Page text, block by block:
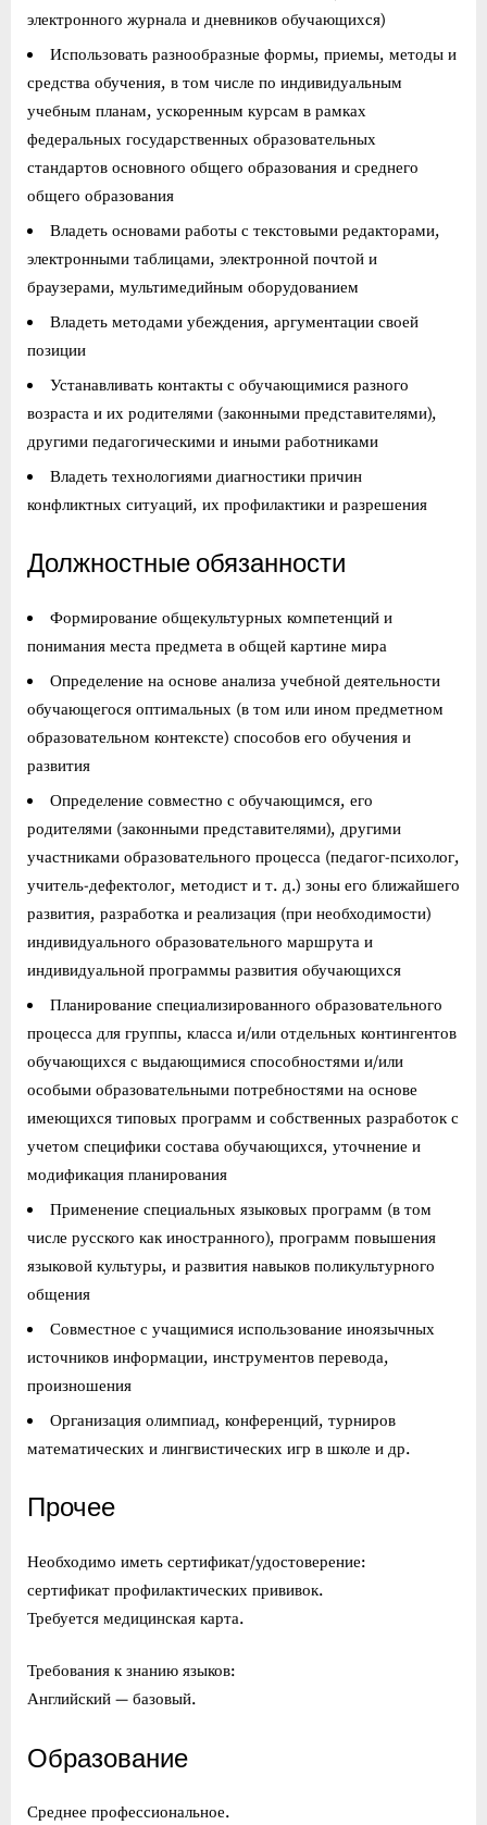
электронного журнала и дневников обучающихся)
Использовать разнообразные формы, приемы, методы и
средства обучения, в том числе по индивидуальным
учебным планам, ускоренным курсам в рамках
федеральных государственных образовательных
стандартов основного общего образования и среднего
общего образования
Владеть основами работы с текстовыми редакторами,
электронными таблицами, электронной почтой и
браузерами, мультимедийным оборудованием
Владеть методами убеждения, аргументации своей
позиции
Устанавливать контакты с обучающимися разного
возраста и их родителями (законными представителями),
другими педагогическими и иными работниками
Владеть технологиями диагностики причин
конфликтных ситуаций, их профилактики и разрешения
Должностные обязанности
Формирование общекультурных компетенций и
понимания места предмета в общей картине мира
Определение на основе анализа учебной деятельности
обучающегося оптимальных (в том или ином предметном
образовательном контексте) способов его обучения и
развития
Определение совместно с обучающимся, его
родителями (законными представителями), другими
участниками образовательного процесса (педагог-психолог,
учитель-дефектолог, методист и т. д.) зоны его ближайшего
развития, разработка и реализация (при необходимости)
индивидуального образовательного маршрута и
индивидуальной программы развития обучающихся
Планирование специализированного образовательного
процесса для группы, класса и/или отдельных контингентов
обучающихся с выдающимися способностями и/или
особыми образовательными потребностями на основе
имеющихся типовых программ и собственных разработок с
учетом специфики состава обучающихся, уточнение и
модификация планирования
Применение специальных языковых программ (в том
числе русского как иностранного), программ повышения
языковой культуры, и развития навыков поликультурного
общения
Совместное с учащимися использование иноязычных
источников информации, инструментов перевода,
произношения
Организация олимпиад, конференций, турниров
математических и лингвистических игр в школе и др.
Прочее
Необходимо иметь сертификат/удостоверение:
сертификат профилактических прививок.
Требуется медицинская карта.
Требования к знанию языков:
Английский — базовый.
Образование
Среднее профессиональное.